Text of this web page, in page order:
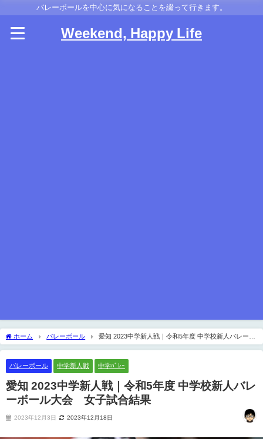
バレーボールを中心に気になることを綴って行きます。
Weekend, Happy Life
ホーム バレーボール
愛知 2023中学新人戦｜令和5年度 中学校新人バレーボ
ール大会 女子試合結果
バレーボール 中学新人戦 中学ﾊﾞﾚｰ
愛知 2023中学新人戦｜令和5年度 中学校新人バレ
ーボール大会 女子試合結果
2023年12月3日 2023年12月18日